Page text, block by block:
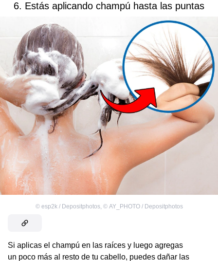
6. Estás aplicando champú hasta las puntas
© esp2k / Depositphotos, © AY_PHOTO / Depositphotos
Si aplicas el champú en las raíces y luego agregas
un poco más al resto de tu cabello, puedes dañar las